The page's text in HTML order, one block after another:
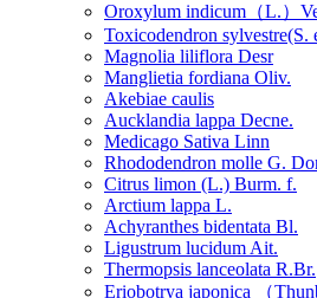
Oroxylum indicum（L.）
Toxicodendron
Magnolia liliflora Desr
Manglietia fordiana Oliv.
Akebiae caulis
Aucklandia lappa Decne.
Medicago Sativa Linn
Rhododendron molle G.
Citrus limon (L.) Burm. f.
Arctium lappa L.
Achyranthes bidentata Bl.
Ligustrum lucidum Ait.
Thermopsis lanceolata R.Br.
Eriobotrya japonica （